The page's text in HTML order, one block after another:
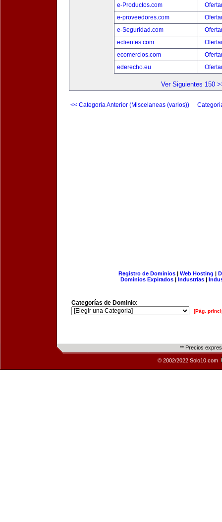
e-Productos.com
e-proveedores.com
e-Seguridad.com
eclientes.com
ecomercios.com
ederecho.eu
Ver Siguientes 150
<< Categoria Anterior (Miscelaneas (varios))
Registro de Dominios| Web Hosting |
Dominios Expirados | Industrias |
Categorías de Dominio:
[Pág.
** Precios
© 2002/2022 Solo10.com